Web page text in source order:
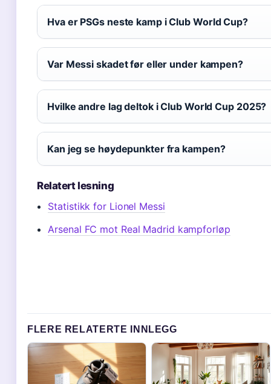
Hva er PSGs neste kamp i Club World Cup?
Var Messi skadet før eller under kampen?
Hvilke andre lag deltok i Club World Cup 2025?
Kan jeg se høydepunkter fra kampen?
Relatert lesning
Statistikk for Lionel Messi
Arsenal FC mot Real Madrid kampforløp
FLERE RELATERTE INNLEGG